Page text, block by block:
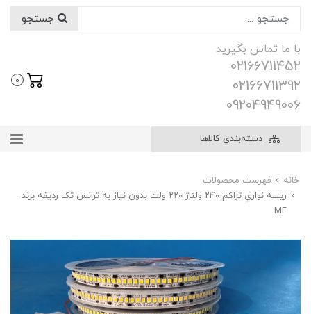
با ما تماس بگیرید
02166711452
02166711392
09204949006
0
دسته‌بندی کالاها
خانه
فهرست محصولات
ريسه نواري تراكم ٢٤٠ ولتاژ ٢٢٠ ولت بدون نياز به ترانس تک ردیفه برند
MF